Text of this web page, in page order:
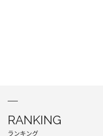
RANKING
ランキング